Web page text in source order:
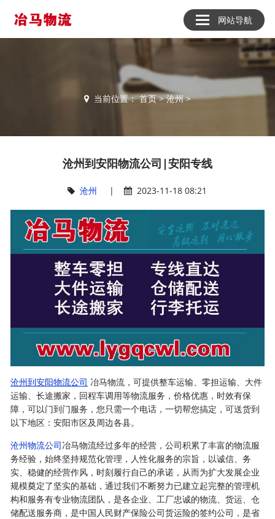
网站导航
当前位置：首页>沧州>
沧州到安阳物流公司|安阳专线
沧州 | 2023-11-18 08:21
沧州到安阳物流公司 冶马物流，可提供整车运输、零担运输、大件
运输、长途搬家，回程车调用等物流服务，价格优惠，时效有保
障，可以门到门服务，您只需一个电话，一切帮您搞定，可送货到
以下地区：安阳市区及周边各县。
沧州物流公司冶马物流经过多年的经营，公司积累了丰富的物流服
务经验，始终坚持规范化管理，人性化服务的宗旨，以诚信、务
实、稳健的经营作风，时刻履行自己的承诺，从而为扩大发展企业
规模奠定了坚实的基础，通过我们不断努力已建立起完整的管理机
构和服务有专业物流团队，是各企业、工厂忠诚的物流、货运、仓
储配送服务商，是中国人民财产保险公司货运险的签约公司，是省